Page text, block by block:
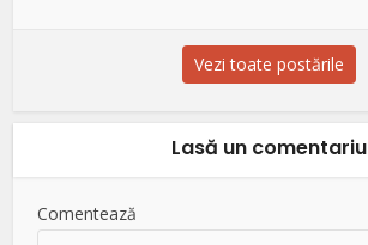
Vezi toate postările
Lasă un comentariu
Comentează